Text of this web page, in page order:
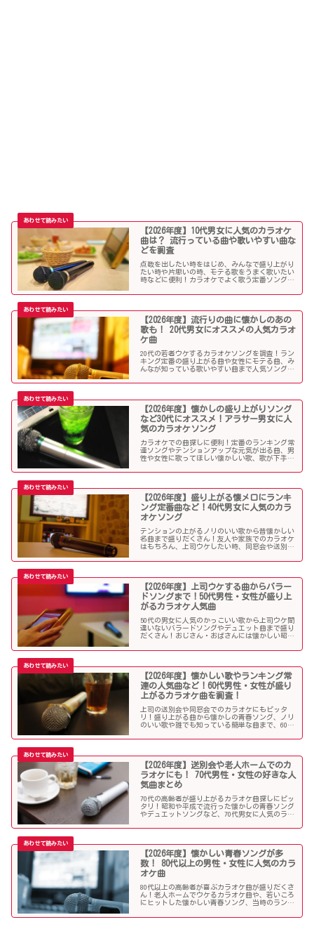
【2026年度】10代男女に人気のカラオケ
曲は？ 流行っている曲や歌いやすい曲な
どを調査
点数を出したい時をはじめ、みんなで盛り上がり
たい時や片思いの時、モテる歌をうまく歌いたい
時などに便利！カラオケでよく歌う定番ソングか
っ盛りの10代男子・女子にオススメの人気カラオ
【2026年度】流行りの曲に懐かしのあの
歌も！ 20代男女にオススメの人気カラオ
ケ曲
20代の若者ウケするカラオケソングを調査！ラン
キング定番の盛り上がる曲や女性にモテる曲、み
んなが知っている歌いやすい曲まで人気ソングが
別会、上司ウケしたい時などにオススメです！
【2026年度】懐かしの盛り上がりソング
など30代にオススメ！アラサー男女に人
気のカラオケソング
カラオケでの曲探しに便利！定番のランキング常
連ソングやテンションアップな元気が出る曲、男
性や女性に歌ってほしい懐かしい歌、歌が下手で
カラオケ曲をご紹介します！
【2026年度】盛り上がる懐メロにランキ
ング定番曲など！40代男女に人気のカラ
オケソング
テンションの上がるノリのいい歌から昔懐かしい
名曲まで盛りだくさん！友人や家族でのカラオケ
はもちろん、上司ウケしたい時、同窓会や送別会
ッとくるようなカラオケソングを探している方も
【2026年度】上司ウケする曲からバラー
ドソングまで！50代男性・女性が盛り上
がるカラオケ人気曲
50代の男女に人気のかっこいい歌から上司ウケ間
違いないバラードソングやデュエット曲まで盛り
だくさん！おじさん・おばさんには懐かしい昭和
懐メロも多数。みんなが知っている曲は音痴でも
はず！
【2026年度】懐かしい歌やランキング常
連の人気曲など！60代男性・女性が盛り
上がるカラオケ曲を調査！
上司の送別会や同窓会でのカラオケにもピッタ
リ！盛り上がる曲から懐かしの青春ソング、ノリ
のいい歌や誰でも知っている簡単な曲まで、60代
でご紹介します！
【2026年度】送別会や老人ホームでのカ
ラオケにも！ 70代男性・女性の好きな人
気曲まとめ
70代の高齢者が盛り上がるカラオケ曲探しにピッ
タリ！昭和や平成で流行った懐かしの青春ソング
やデュエットソングなど、70代男女に人気のラン
ウケる曲、老人に喜ばれる曲が詰まったラインナ
【2026年度】懐かしい青春ソングが多
数！ 80代以上の男性・女性に人気のカラ
オケ曲
80代以上の高齢者が喜ぶカラオケ曲が盛りだくさ
ん！老人ホームでウケるカラオケ曲や、若いころ
にヒットした懐かしい青春ソング、当時のランキ
た！